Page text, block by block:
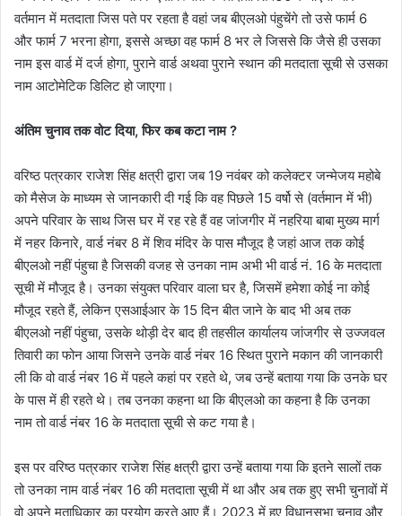
वर्तमान में मतदाता जिस पते पर रहता है वहां जब बीएलओ पंहुचेंगे तो उसे फार्म 6
और फार्म 7 भरना होगा, इससे अच्छा वह फार्म 8 भर ले जिससे कि जैसे ही उसका
नाम इस वार्ड में दर्ज होगा, पुराने वार्ड अथवा पुराने स्थान की मतदाता सूची से उसका
नाम आटोमेटिक डिलिट हो जाएगा।
अंतिम चुनाव तक वोट दिया, फिर कब कटा नाम ?
वरिष्ठ पत्रकार राजेश सिंह क्षत्री द्वारा जब 19 नवंबर को कलेक्टर जन्मेजय महोबे
को मैसेज के माध्यम से जानकारी दी गई कि वह पिछले 15 वर्षो से (वर्तमान में भी)
अपने परिवार के साथ जिस घर में रह रहे हैं वह जांजगीर में नहरिया बाबा मुख्य मार्ग
में नहर किनारे, वार्ड नंबर 8 में शिव मंदिर के पास मौजूद है जहां आज तक कोई
बीएलओ नहीं पंहुचा है जिसकी वजह से उनका नाम अभी भी वार्ड नं. 16 के मतदाता
सूची में मौजूद है। उनका संयुक्त परिवार वाला घर है, जिसमें हमेशा कोई ना कोई
मौजूद रहते हैं, लेकिन एसआईआर के 15 दिन बीत जाने के बाद भी अब तक
बीएलओ नहीं पंहुचा, उसके थोड़ी देर बाद ही तहसील कार्यालय जांजगीर से उज्जवल
तिवारी का फोन आया जिसने उनके वार्ड नंबर 16 स्थित पुराने मकान की जानकारी
ली कि वो वार्ड नंबर 16 में पहले कहां पर रहते थे, जब उन्हें बताया गया कि उनके घर
के पास में ही रहते थे। तब उनका कहना था कि बीएलओ का कहना है कि उनका
नाम तो वार्ड नंबर 16 के मतदाता सूची से कट गया है।
इस पर वरिष्ठ पत्रकार राजेश सिंह क्षत्री द्वारा उन्हें बताया गया कि इतने सालों तक
तो उनका नाम वार्ड नंबर 16 की मतदाता सूची में था और अब तक हुए सभी चुनावों में
वो अपने मताधिकार का प्रयोग करते आए हैं। 2023 में हुए विधानसभा चुनाव और